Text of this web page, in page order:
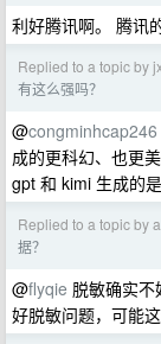
利好腾讯啊。 腾讯
Replied to a topic by
有这么强吗？
@congminhcap246
成的更科幻、也更美
gpt 和 kimi 生成的
Replied to a topic by
据？
@flyqie 脱敏确实
好脱敏问题，可能